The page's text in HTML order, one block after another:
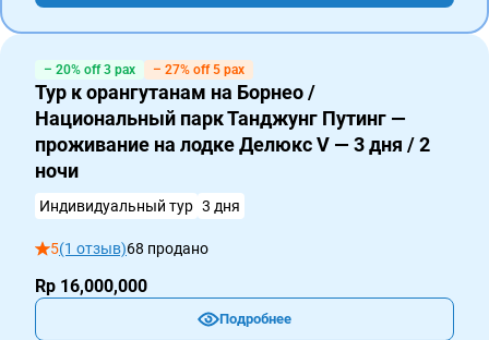
– 20% off 3 pax – 27% off 5 pax
Тур к орангутанам на Борнео /
Национальный парк Танджунг Путинг —
проживание на лодке Делюкс V — 3 дня / 2
ночи
Индивидуальный тур 3 дня
5(1 отзыв)68 продано
Rp 16,000,000
Подробнее